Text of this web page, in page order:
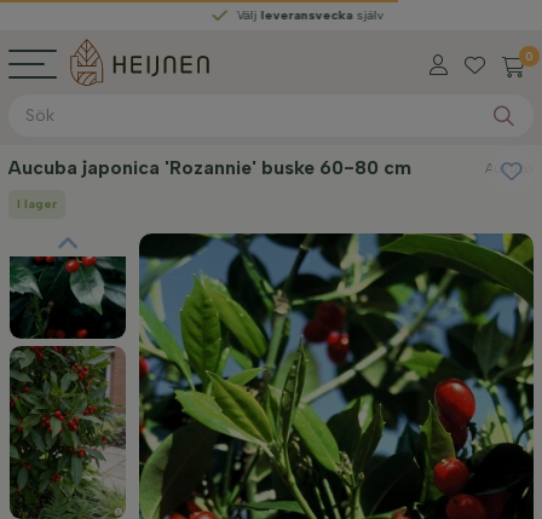
leveransveckasjälv
0
Aucuba japonica 'Rozannie' buske 60-80 cm Aukuba
I lager